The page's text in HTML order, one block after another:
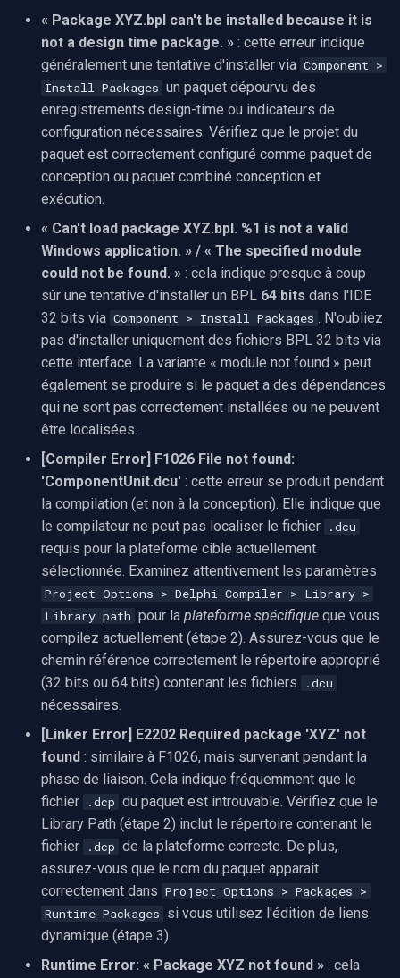
« Package XYZ.bpl can't be installed because it is
not a design time package. » : cette erreur indique
généralement une tentative d'installer via Component >
Install Packages un paquet dépourvu des
enregistrements design-time ou indicateurs de
configuration nécessaires. Vérifiez que le projet du
paquet est correctement configuré comme paquet de
conception ou paquet combiné conception et
exécution.
« Can't load package XYZ.bpl. %1 is not a valid
Windows application. » / « The specified module
could not be found. » : cela indique presque à coup
sûr une tentative d'installer un BPL 64 bits dans l'IDE
32 bits via Component > Install Packages . N'oubliez
pas d'installer uniquement des fichiers BPL 32 bits via
cette interface. La variante « module not found » peut
également se produire si le paquet a des dépendances
qui ne sont pas correctement installées ou ne peuvent
être localisées.
[Compiler Error] F1026 File not found:
'ComponentUnit.dcu' : cette erreur se produit pendant
la compilation (et non à la conception). Elle indique que
le compilateur ne peut pas localiser le fichier
.dcu
requis pour la plateforme cible actuellement
sélectionnée. Examinez attentivement les paramètres
Project Options > Delphi Compiler > Library >
Library path pour la plateforme spécifique que vous
compilez actuellement (étape 2). Assurez-vous que le
chemin référence correctement le répertoire approprié
(32 bits ou 64 bits) contenant les fichiers
.dcu
nécessaires.
[Linker Error] E2202 Required package 'XYZ' not
found : similaire à F1026, mais survenant pendant la
phase de liaison. Cela indique fréquemment que le
fichier
.dcp du paquet est introuvable. Vérifiez que le
Library Path (étape 2) inclut le répertoire contenant le
fichier
.dcp de la plateforme correcte. De plus,
assurez-vous que le nom du paquet apparaît
correctement dans Project Options > Packages >
Runtime Packages si vous utilisez l'édition de liens
dynamique (étape 3).
Runtime Error: « Package XYZ not found » : cela